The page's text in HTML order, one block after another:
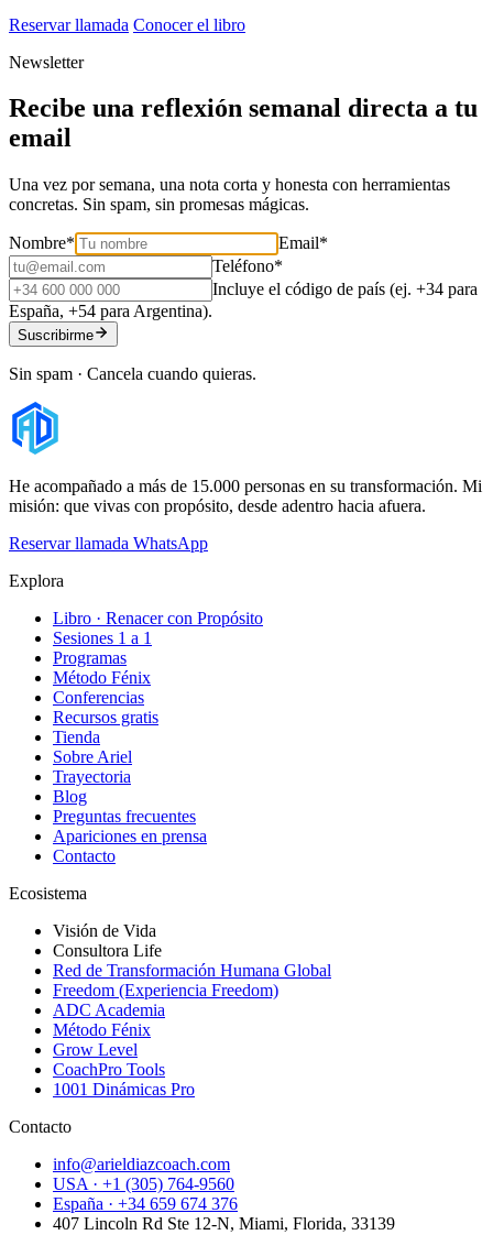
Reservar llamada Conocer el libro
Newsletter
Recibe una reflexión semanal directa a tu
email
Una vez por semana, una nota corta y honesta con herramientas
concretas. Sin spam, sin promesas mágicas.
Nombre* Email*
Teléfono*
Incluye el código de país (ej. +34 para
España, +54 para Argentina).
Suscribirme
Sin spam · Cancela cuando quieras.
He acompañado a más de 15.000 personas en su transformación. Mi
misión: que vivas con propósito, desde adentro hacia afuera.
Reservar llamada WhatsApp
Explora
Libro · Renacer con Propósito
Sesiones 1 a 1
Programas
Método Fénix
Conferencias
Recursos gratis
Tienda
Sobre Ariel
Trayectoria
Blog
Preguntas frecuentes
Apariciones en prensa
Contacto
Ecosistema
Visión de Vida
Consultora Life
Red de Transformación Humana Global
Freedom (Experiencia Freedom)
ADC Academia
Método Fénix
Grow Level
CoachPro Tools
1001 Dinámicas Pro
Contacto
info@arieldiazcoach.com
USA · +1 (305) 764-9560
España · +34 659 674 376
407 Lincoln Rd Ste 12-N, Miami, Florida, 33139